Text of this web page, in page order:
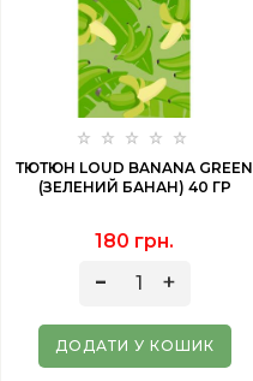
ТЮТЮН LOUD BANANA GREEN
(ЗЕЛЕНИЙ БАНАН) 40 ГР
180 грн.
ДОДАТИ У КОШИК